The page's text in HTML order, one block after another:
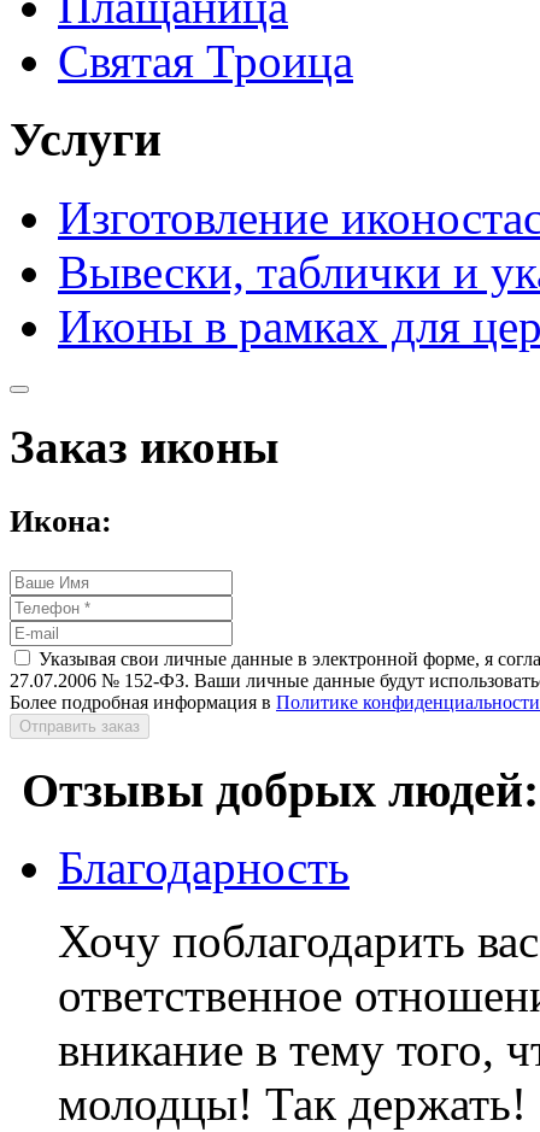
Святая Троица
Услуги
Изготовление
Вывески, таблички и
Иконы в рамках для
Заказ иконы
Икона:
Указывая свои личные данные в электронной форме, я
27.07.2006 № 152-ФЗ. Ваши личные данные будут
Более подробная информация в Политике конфиденциальности
Отправить заказ
Отзывы добрых людей:
Благодарность
Хочу поблагодарить
ответственное
вникание в тему того,
молодцы! Так держать!